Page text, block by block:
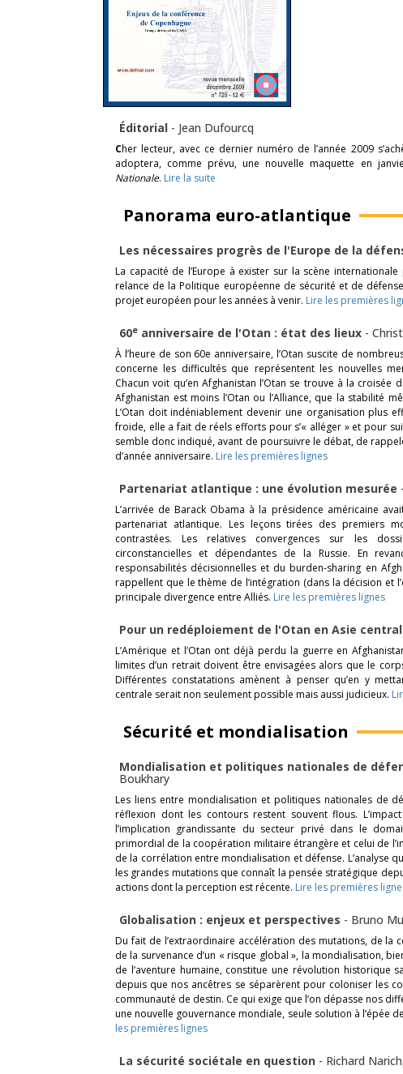
Éditorial - Jean Dufourcq
Cher lecteur, avec ce dernier numéro de l’année 2009
adoptera, comme prévu, une nouvelle maquette en
Nationale. Lire la suite
Panorama euro-atlantique
Les nécessaires progrès de l'Europe de la
La capacité de l’Europe à exister sur la scène
relance de la Politique européenne de sécurité et de
projet européen pour les années à venir. Lire les premières
60e anniversaire de l'Otan : état des lieux -
À l’heure de son 60e anniversaire, l’Otan suscite de
concerne les difficultés que représentent les nouvelles
Chacun voit qu’en Afghanistan l’Otan se trouve à la croisée
Afghanistan est moins l’Otan ou l’Alliance, que la stabilité
L’Otan doit indéniablement devenir une organisation plus
froide, elle a fait de réels efforts pour s’« alléger » et pour
semble donc indiqué, avant de poursuivre le débat, de
d’année anniversaire. Lire les premières lignes
Partenariat atlantique : une évolution mesurée -
L’arrivée de Barack Obama à la présidence américaine
partenariat atlantique. Les leçons tirées des premiers
contrastées. Les relatives convergences sur les
circonstancielles et dépendantes de la Russie. En
responsabilités décisionnelles et du burden-sharing en
rappellent que le thème de l’intégration (dans la décision et
principale divergence entre Alliés. Lire les premières lignes
Pour un redéploiement de l'Otan en Asie
L’Amérique et l’Otan ont déjà perdu la guerre en
limites d’un retrait doivent être envisagées alors que le
Différentes constatations amènent à penser qu’en y
centrale serait non seulement possible mais aussi judicieux.
Sécurité et mondialisation
Mondialisation et politiques nationales de
Boukhary
Les liens entre mondialisation et politiques nationales de
réflexion dont les contours restent souvent flous.
l’implication grandissante du secteur privé dans le
primordial de la coopération militaire étrangère et celui de
de la corrélation entre mondialisation et défense. L’analyse
les grandes mutations que connaît la pensée stratégique
actions dont la perception est récente. Lire les premières
Globalisation : enjeux et perspectives - Bruno
Du fait de l’extraordinaire accélération des mutations, de la
de la survenance d’un « risque global », la mondialisation,
de l’aventure humaine, constitue une révolution historique
depuis que nos ancêtres se séparèrent pour coloniser les
communauté de destin. Ce qui exige que l’on dépasse nos
une nouvelle gouvernance mondiale, seule solution à l’épée
les premières lignes
La sécurité sociétale en question - Richard Narich